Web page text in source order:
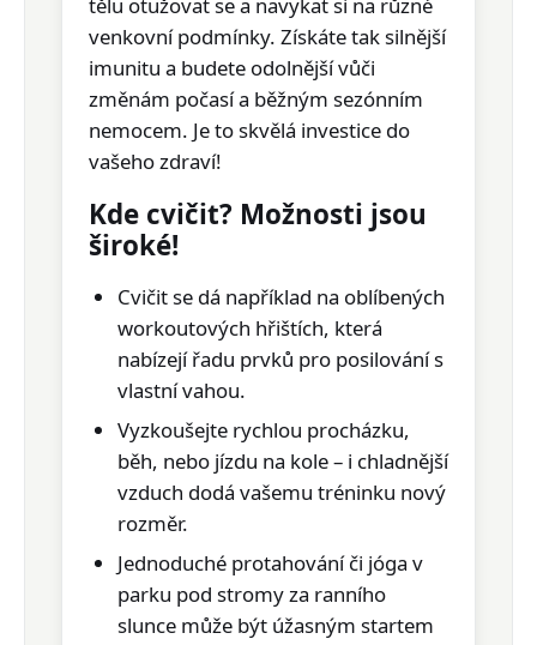
venkovní podmínky. Získáte tak silnější
imunitu a budete odolnější vůči
změnám počasí a běžným sezónním
nemocem. Je to skvělá investice do
vašeho zdraví!
Kde cvičit? Možnosti jsou
široké!
Cvičit se dá například na oblíbených
workoutových hřištích, která
nabízejí řadu prvků pro posilování s
vlastní vahou.
Vyzkoušejte rychlou procházku,
běh, nebo jízdu na kole– i chladnější
vzduch dodá vašemu tréninku nový
rozměr.
Jednoduché protahování či jóga v
parku pod stromy za ranního
slunce může být úžasným startem